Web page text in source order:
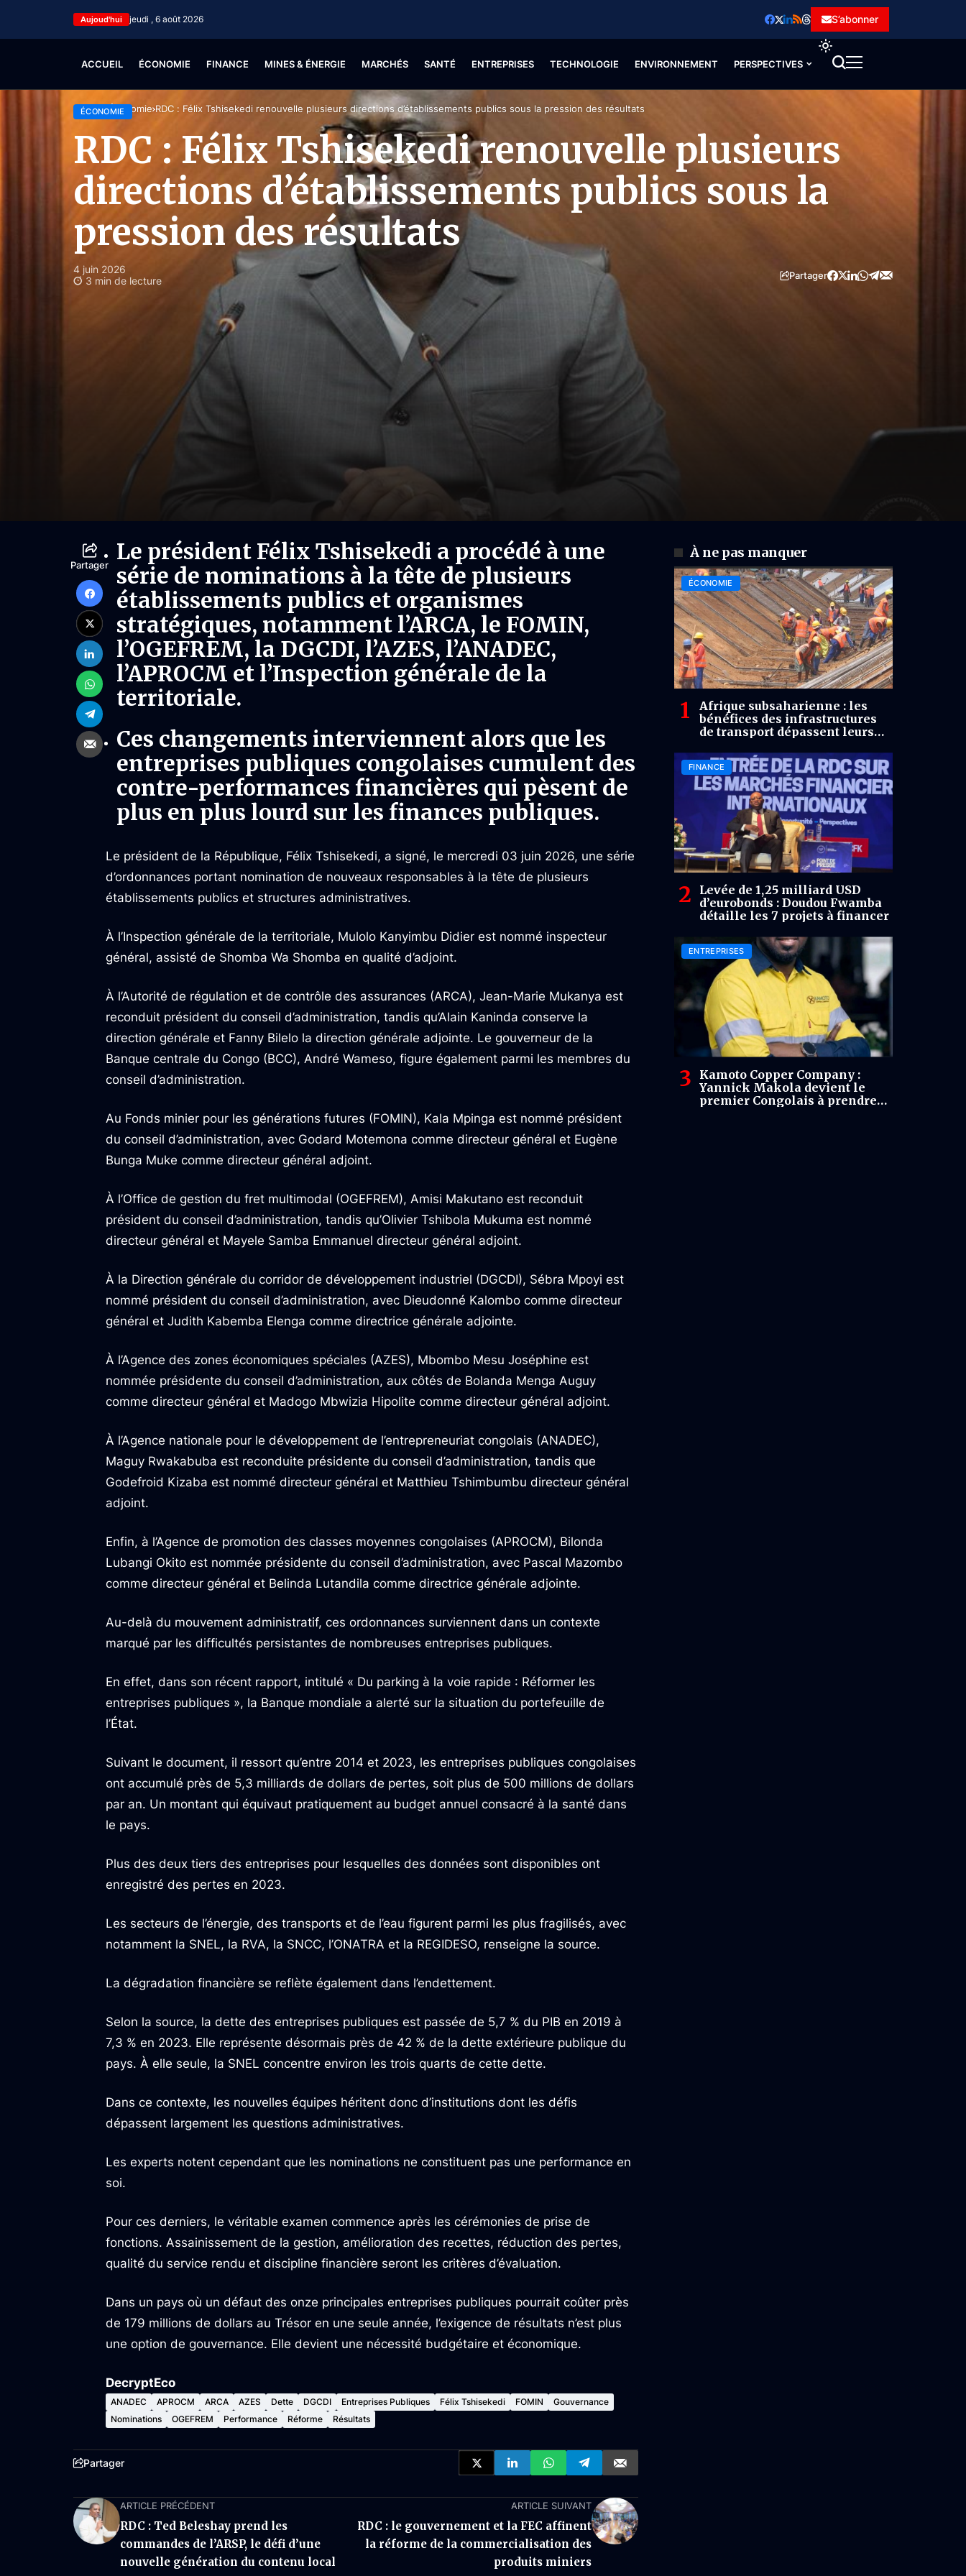
Aujoud'hui jeudi , 6 août 2026 S’abonner
ACCUEIL ÉCONOMIE FINANCE MINES & ÉNERGIE MARCHÉS SANTÉ ENTREPRISES TECHNOLOGIE ENVIRONNEMENT PERSPECTIVES
Accueil Économie RDC : Félix Tshisekedi renouvelle plusieurs directions d’établissements publics sous la pression des résultats
ÉCONOMIE
RDC : Félix Tshisekedi renouvelle plusieurs
directions d’établissements publics sous la
pression des résultats
4 juin 2026
3 min de lecture
Partager
Partager
Le président Félix Tshisekedi a procédé à une
série de nominations à la tête de plusieurs
établissements publics et organismes
stratégiques, notamment l’ARCA, le FOMIN,
l’OGEFREM, la DGCDI, l’AZES, l’ANADEC,
l’APROCM et l’Inspection générale de la
territoriale.
Ces changements interviennent alors que les
entreprises publiques congolaises cumulent des
contre-performances financières qui pèsent de
plus en plus lourd sur les finances publiques.
Le président de la République, Félix Tshisekedi, a signé, le mercredi 03 juin 2026, une série
d’ordonnances portant nomination de nouveaux responsables à la tête de plusieurs
établissements publics et structures administratives.
À l’Inspection générale de la territoriale, Mulolo Kanyimbu Didier est nommé inspecteur
général, assisté de Shomba Wa Shomba en qualité d’adjoint.
À l’Autorité de régulation et de contrôle des assurances (ARCA), Jean-Marie Mukanya est
reconduit président du conseil d’administration, tandis qu’Alain Kaninda conserve la
direction générale et Fanny Bilelo la direction générale adjointe. Le gouverneur de la
Banque centrale du Congo (BCC), André Wameso, figure également parmi les membres du
conseil d’administration.
Au Fonds minier pour les générations futures (FOMIN), Kala Mpinga est nommé président
du conseil d’administration, avec Godard Motemona comme directeur général et Eugène
Bunga Muke comme directeur général adjoint.
À l’Office de gestion du fret multimodal (OGEFREM), Amisi Makutano est reconduit
président du conseil d’administration, tandis qu’Olivier Tshibola Mukuma est nommé
directeur général et Mayele Samba Emmanuel directeur général adjoint.
À la Direction générale du corridor de développement industriel (DGCDI), Sébra Mpoyi est
nommé président du conseil d’administration, avec Dieudonné Kalombo comme directeur
général et Judith Kabemba Elenga comme directrice générale adjointe.
À l’Agence des zones économiques spéciales (AZES), Mbombo Mesu Joséphine est
nommée présidente du conseil d’administration, aux côtés de Bolanda Menga Auguy
comme directeur général et Madogo Mbwizia Hipolite comme directeur général adjoint.
À l’Agence nationale pour le développement de l’entrepreneuriat congolais (ANADEC),
Maguy Rwakabuba est reconduite présidente du conseil d’administration, tandis que
Godefroid Kizaba est nommé directeur général et Matthieu Tshimbumbu directeur général
adjoint.
Enfin, à l’Agence de promotion des classes moyennes congolaises (APROCM), Bilonda
Lubangi Okito est nommée présidente du conseil d’administration, avec Pascal Mazombo
comme directeur général et Belinda Lutandila comme directrice générale adjointe.
Au-delà du mouvement administratif, ces ordonnances surviennent dans un contexte
marqué par les difficultés persistantes de nombreuses entreprises publiques.
En effet, dans son récent rapport, intitulé « Du parking à la voie rapide : Réformer les
entreprises publiques », la Banque mondiale a alerté sur la situation du portefeuille de
l’État.
Suivant le document, il ressort qu’entre 2014 et 2023, les entreprises publiques congolaises
ont accumulé près de 5,3 milliards de dollars de pertes, soit plus de 500 millions de dollars
par an. Un montant qui équivaut pratiquement au budget annuel consacré à la santé dans
le pays.
Plus des deux tiers des entreprises pour lesquelles des données sont disponibles ont
enregistré des pertes en 2023.
Les secteurs de l’énergie, des transports et de l’eau figurent parmi les plus fragilisés, avec
notamment la SNEL, la RVA, la SNCC, l’ONATRA et la REGIDESO, renseigne la source.
La dégradation financière se reflète également dans l’endettement.
Selon la source, la dette des entreprises publiques est passée de 5,7 % du PIB en 2019 à
7,3 % en 2023. Elle représente désormais près de 42 % de la dette extérieure publique du
pays. À elle seule, la SNEL concentre environ les trois quarts de cette dette.
Dans ce contexte, les nouvelles équipes héritent donc d’institutions dont les défis
dépassent largement les questions administratives.
Les experts notent cependant que les nominations ne constituent pas une performance en
soi.
Pour ces derniers, le véritable examen commence après les cérémonies de prise de
fonctions. Assainissement de la gestion, amélioration des recettes, réduction des pertes,
qualité du service rendu et discipline financière seront les critères d’évaluation.
Dans un pays où un défaut des onze principales entreprises publiques pourrait coûter près
de 179 millions de dollars au Trésor en une seule année, l’exigence de résultats n’est plus
une option de gouvernance. Elle devient une nécessité budgétaire et économique.
DecryptEco
ANADEC APROCM ARCA AZES Dette DGCDI Entreprises Publiques Félix Tshisekedi FOMIN
Gouvernance
Nominations
OGEFREM Performance Réforme Résultats
Partager
ARTICLE PRÉCÉDENT
RDC : Ted Beleshay prend les
commandes de l’ARSP, le défi d’une
nouvelle génération du contenu local
ARTICLE SUIVANT
RDC : le gouvernement et la FEC affinent
la réforme de la commercialisation des
produits miniers
À ne pas manquer
ÉCONOMIE
Afrique subsaharienne : les
bénéfices des infrastructures
de transport dépassent leurs
(Rapport)
FINANCE
Levée de 1,25 milliard USD
d’eurobonds : Doudou Fwamba
détaille les 7 projets à financer
ENTREPRISES
Kamoto Copper Company :
Yannick Makola devient le
premier Congolais à prendre